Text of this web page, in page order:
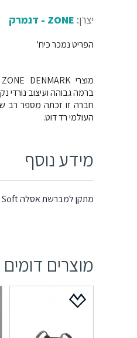
יצרן: ZONE - דנמרק
הפריט נמכר כיח'
ברמה גבוהה ועיצוב נורדי
חברה זו זכתה מספר רב
העולמי רד דוט.
מידע נוסף
מתקן למברשת אסלה Soft – ירוק פטרול 361104
מוצרים דומים